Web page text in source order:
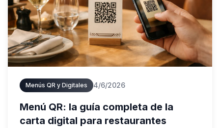
Menús QR y Digitales 4/6/2026
Menú QR: la guía completa de la
carta digital para restaurantes